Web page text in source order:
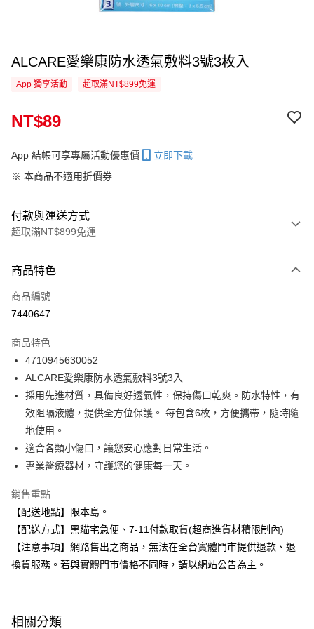
ALCARE愛樂康防水透氣敷料3號3枚入
App 獨享活動 超取滿NT$899免運
NT$89
App 結帳可享專屬活動優惠價
立即下載
※ 本商品不適用折價券
付款與運送方式
超取滿NT$899免運
信用卡一次付款
超商取貨付款
Apple Pay
街口支付
悠遊付
Google Pay
全盈+PAY
【大哥付你分期使用說明】
1.本服務由台灣大哥大提供，台灣大哥大用戶可立即使用無須另外申請。
2.付款方式選擇「大哥付你分期」，訂單成立後會自動跳轉到大哥付的交易
流程，驗證手機門號後，選擇欲分期的期數、繳款截止日，確認付款後即完
成交易。
法說明評估內容。
ATM付款
運送方式
商品特色
商品編號
7440647
商品特色
4710945630052
ALCARE愛樂康防水透氣敷料3號3入
採用先進材質，具備良好透氣性，保持傷口乾爽。防水特性，有
效阻隔液體，提供全方位保護。 每包含6枚，方便攜帶，隨時隨
地使用。
適合各類小傷口，讓您安心應對日常生活。
專業醫療器材，守護您的健康每一天。
銷售重點
【配送地點】限本島。
【配送方式】黑貓宅急便、7-11付款取貨(超商進貨材積限制內)
【注意事項】網路售出之商品，無法在全台實體門市提供退款、退
換貨服務。若與實體門市價格不同時，請以網站公告為主。
相關分類